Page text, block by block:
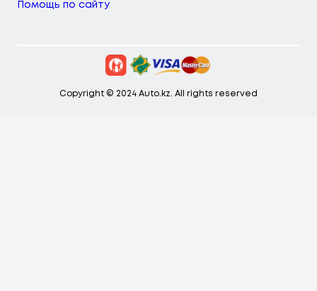
Помощь по сайту
Copyright © 2024 Auto.kz. All rights reserved